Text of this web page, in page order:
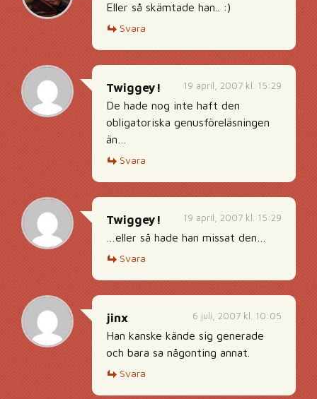
Eller så skämtade han.. :)
Svara
19 april, 2007 kl. 15:29
Twiggey!
De hade nog inte haft den
obligatoriska genusföreläsningen
än…
Svara
19 april, 2007 kl. 15:29
Twiggey!
…eller så hade han missat den…
Svara
6 juli, 2007 kl. 10:05
jinx
Han kanske kände sig generade
och bara sa någonting annat.
Svara